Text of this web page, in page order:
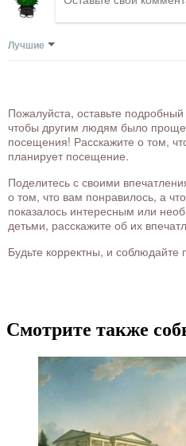
Лучшие
Пожалуйста, оставьте
чтобы другим людям было
посещения! Расскажите о том,
планирует посещение.
Поделитесь с своими
о том, что вам понравилось, а
показалось интересным или
детьми, расскажите об их
Будьте корректны, и соблюдайте
Смотрите также